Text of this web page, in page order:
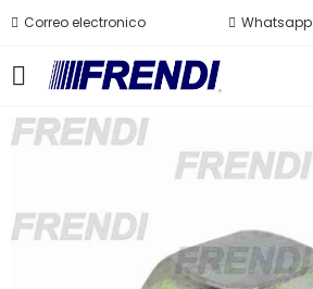
Correo electronico Whatsapp